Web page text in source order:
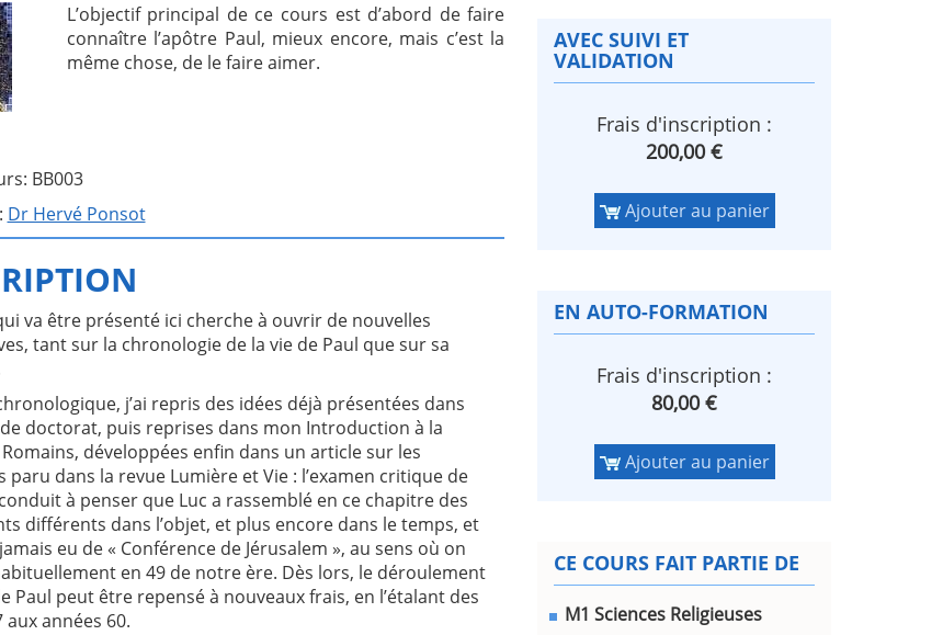
L’objectif principal de ce cours est d’abord de faire
connaître l’apôtre Paul, mieux encore, mais c’est la
même chose, de le faire aimer.
BB003
Dr Hervé Ponsot
va être présenté ici cherche à ouvrir de nouvelles
tant sur la chronologie de la vie de Paul que sur sa
j’ai repris des idées déjà présentées dans
doctorat, puis reprises dans mon Introduction à la
développées enfin dans un article sur les
paru dans la revue Lumière et Vie : l’examen critique de
à penser que Luc a rassemblé en ce chapitre des
différents dans l’objet, et plus encore dans le temps, et
jamais eu de « Conférence de Jérusalem », au sens où on
en 49 de notre ère. Dès lors, le déroulement
Paul peut être repensé à nouveaux frais, en l’étalant des
aux années 60.
AVEC SUIVI ET
VALIDATION
Frais d'inscription :
200,00 €
Ajouter au panier
EN AUTO-FORMATION
Frais d'inscription :
80,00 €
Ajouter au panier
CE COURS FAIT PARTIE DE
M1 Sciences Religieuses